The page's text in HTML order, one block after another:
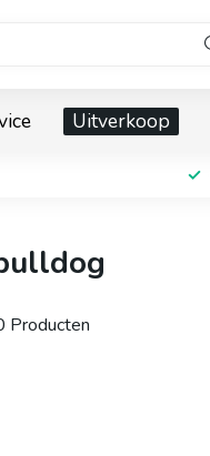
Uitverkoop
Producten